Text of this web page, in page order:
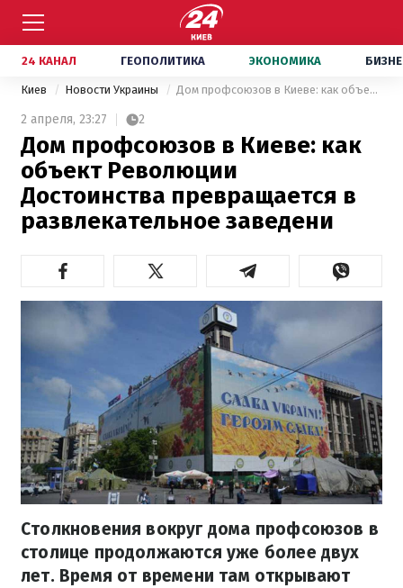
24 КАНАЛ ГЕОПОЛИТИКА ЭКОНОМИКА
Киев Новости Украины Дом профсоюзов в Киеве: как объект Революции Достоинства превращается в развлекательное заведени
2 апреля, 23:27 2
Дом профсоюзов в Киеве: как
объект Революции
Достоинства превращается в
развлекательное заведени
Столкновения вокруг дома профсоюзов в
столице продолжаются уже более двух
лет. Время от времени там открывают